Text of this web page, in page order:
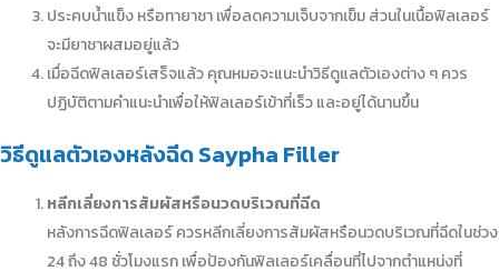
ประคบน้ำแข็ง หรือทายาชา เพื่อลดความเจ็บจากเข็ม ส่วนในเนื้อฟิลเลอร์
จะมียาชาผสมอยู่แล้ว
เมื่อฉีดฟิลเลอร์เสร็จแล้ว คุณหมอจะแนะนำวิธีดูแลตัวเองต่าง ๆ ควร
ปฏิบัติตามคำแนะนำเพื่อให้ฟิลเลอร์เข้าที่เร็ว และอยู่ได้นานขึ้น
วิธีดูแลตัวเองหลังฉีด Saypha Filler
หลีกเลี่ยงการสัมผัสหรือนวดบริเวณที่ฉีด
หลังการฉีดฟิลเลอร์ ควรหลีกเลี่ยงการสัมผัสหรือนวดบริเวณที่ฉีดในช่วง
24 ถึง 48 ชั่วโมงแรก เพื่อป้องกันฟิลเลอร์เคลื่อนที่ไปจากตำแหน่งที่